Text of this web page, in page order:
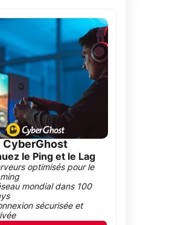
CyberGhost
le Ping et le Lag
optimisés pour le
mondial dans 100
sécurisée et